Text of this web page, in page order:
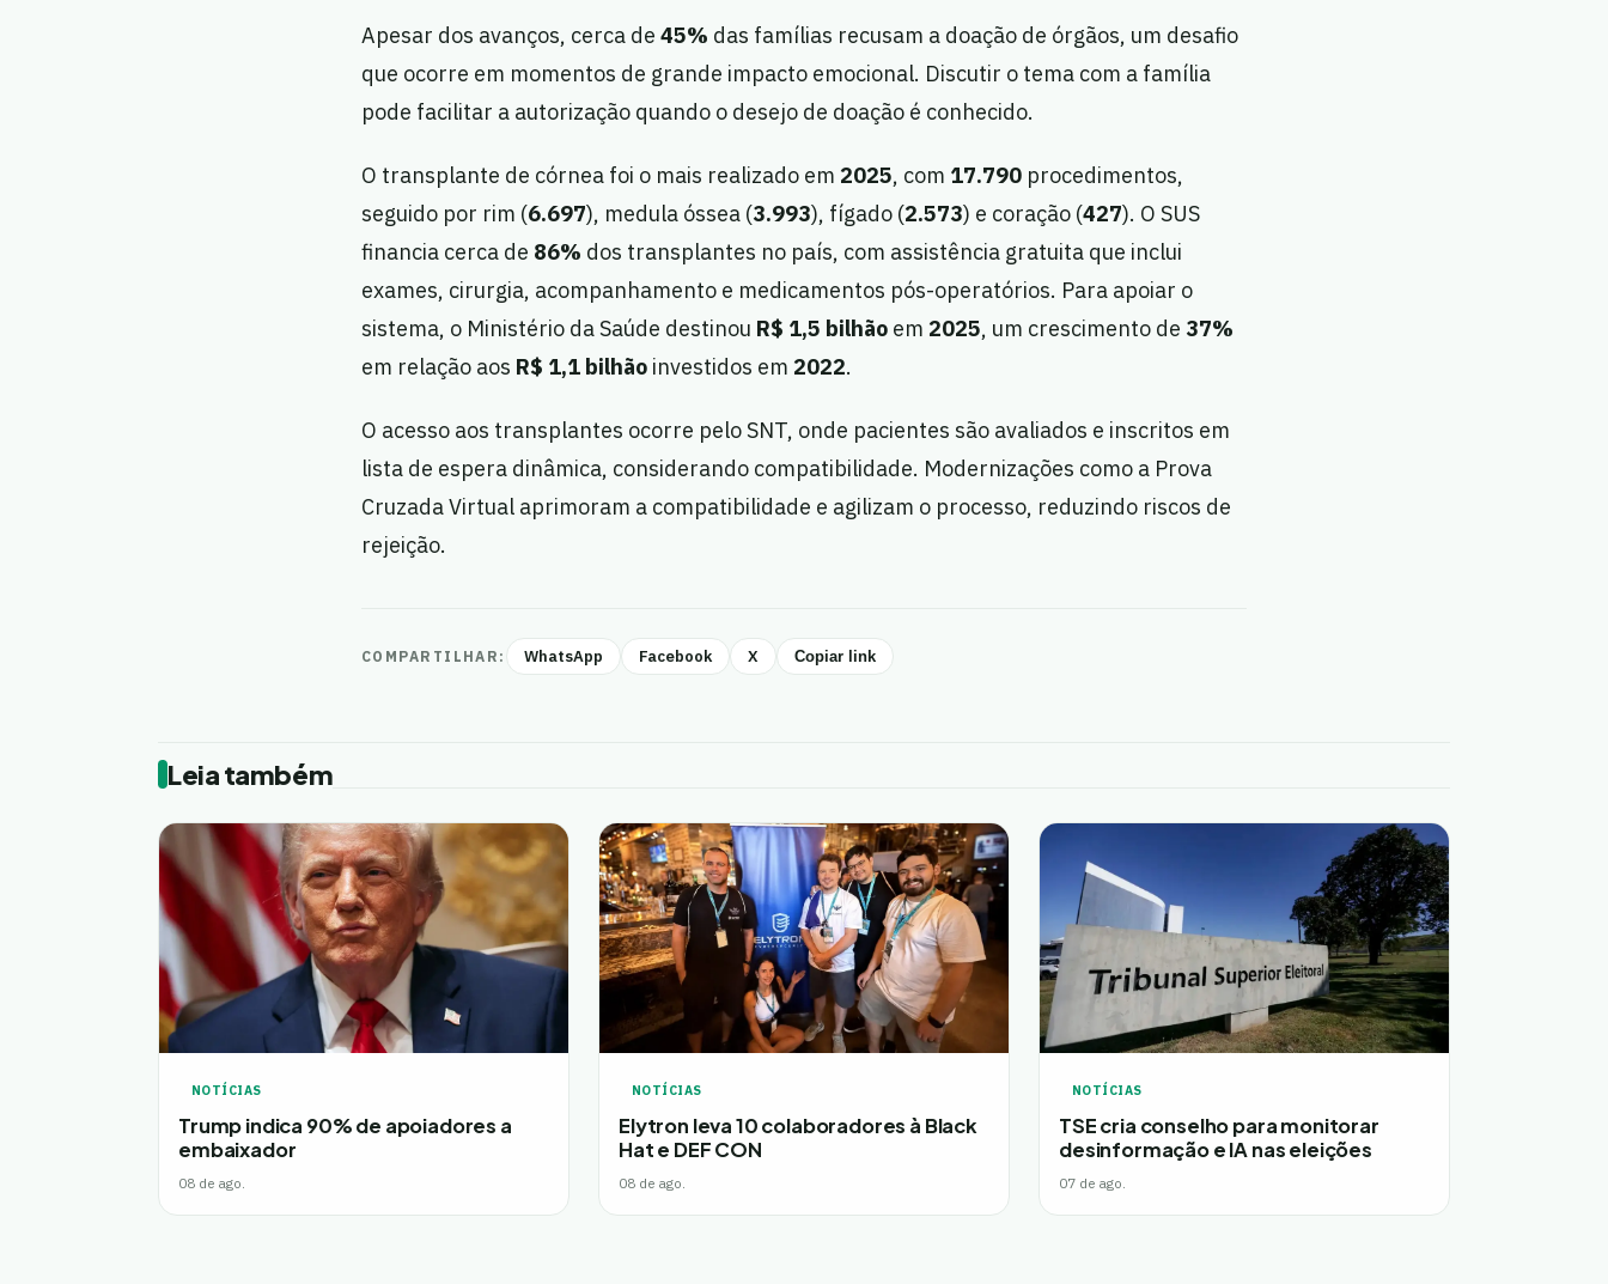
Apesar dos avanços, cerca de 45% das famílias recusam a doação de órgãos, um desafio
que ocorre em momentos de grande impacto emocional. Discutir o tema com a família
pode facilitar a autorização quando o desejo de doação é conhecido.
O transplante de córnea foi o mais realizado em 2025, com 17.790 procedimentos,
seguido por rim (6.697), medula óssea (3.993), fígado (2.573) e coração (427). O SUS
financia cerca de 86% dos transplantes no país, com assistência gratuita que inclui
exames, cirurgia, acompanhamento e medicamentos pós-operatórios. Para apoiar o
sistema, o Ministério da Saúde destinou R$ 1,5 bilhão em 2025, um crescimento de 37%
em relação aos R$ 1,1 bilhão investidos em 2022.
O acesso aos transplantes ocorre pelo SNT, onde pacientes são avaliados e inscritos em
lista de espera dinâmica, considerando compatibilidade. Modernizações como a Prova
Cruzada Virtual aprimoram a compatibilidade e agilizam o processo, reduzindo riscos de
rejeição.
COMPARTILHAR: WhatsApp Facebook X Copiar link
Leia também
NOTÍCIAS
Trump indica 90% de apoiadores a
embaixador
08 de ago.
NOTÍCIAS
Elytron leva 10 colaboradores à Black
Hat e DEF CON
08 de ago.
NOTÍCIAS
TSE cria conselho para monitorar
desinformação e IA nas eleições
07 de ago.